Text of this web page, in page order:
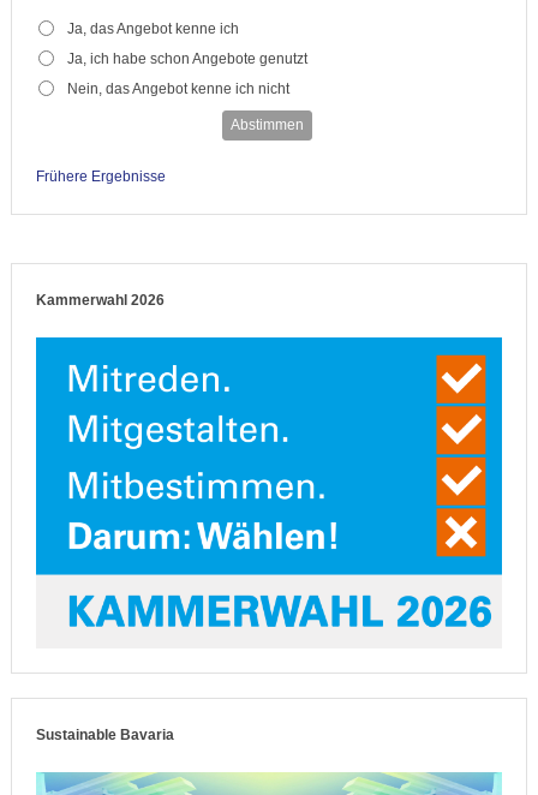
Ja, das Angebot kenne ich
Ja, ich habe schon Angebote genutzt
Nein, das Angebot kenne ich nicht
Abstimmen
Frühere Ergebnisse
Kammerwahl 2026
Sustainable Bavaria